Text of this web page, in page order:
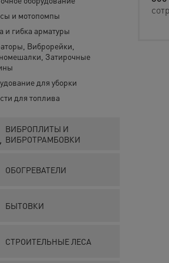
и мотопомпы
и гибка арматуры
Виброрейки,
Затирочные
для уборки
для топлива
ВИБРОПЛИТЫ И
ВИБРОТРАМБОВКИ
ОБОГРЕВАТЕЛИ
БЫТОВКИ
СТРОИТЕЛЬНЫЕ ЛЕСА